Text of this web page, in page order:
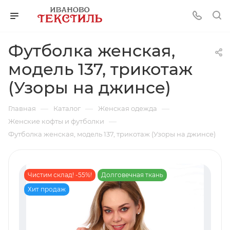
Футболка женская,
модель 137, трикотаж
(Узоры на джинсе)
Главная — Каталог — Женская одежда —
Женские кофты и футболки —
Футболка женская, модель 137, трикотаж (Узоры на джинсе)
Чистим склад! -55%!
Долговечная ткань
Хит продаж